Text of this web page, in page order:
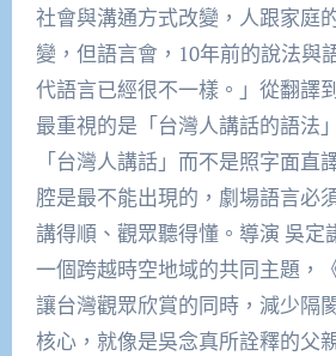
社會與溝通方式改變，人跟家庭
變，但語言會，10年前的說法與
代語言已經很不一樣。」從翻譯
最重視的是「台灣人講話的語法
「台灣人講話」而不是照字面直
腔是最不能出現的，劇場語言必
講得順、觀眾聽得懂。導演 吳定
一個跨越時空地域的共同主題，
讓台灣觀眾欣賞的同時，減少隔
核心，就像是吳念真所詮釋的父